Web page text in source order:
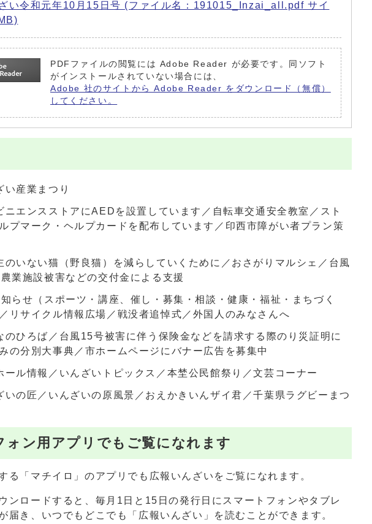
い令和元年10月15日号 (ファイル名：191015_Inzai_all.pdf サイ
PDFファイルの閲覧には Adobe Reader が必要です。同ソフト
がインストールされていない場合には、
Adobe 社のサイトから Adobe Reader をダウンロード（無償）
してください。
産業まつり
エンスストアにAEDを設置しています／自転車交通安全教室／スト
プマーク・ヘルプカードを配布しています／印西市障がい者プラン策
いない猫（野良猫）を減らしていくために／おさがりマルシェ／台風
業施設被害などの交付金による支援
らせ（スポーツ・講座、催し・募集・相談・健康・福祉・まちづく
リサイクル情報広場／戦没者追悼式／外国人のみなさんへ
ひろば／台風15号被害に伴う保険金などを請求する際のり災証明に
の分別大事典／市ホームページにバナー広告を募集中
ル情報／いんざいトピックス／本埜公民館祭り／文芸コーナー
の匠／いんざいの原風景／おえかきいんザイ君／千葉県ラグビーまつ
ォン用アプリでもご覧になれます
る「マチイロ」のアプリでも広報いんざいをご覧になれます。
ンロードすると、毎月1日と15日の発行日にスマートフォンやタブレ
届き、いつでもどこでも「広報いんざい」を読むことができます。